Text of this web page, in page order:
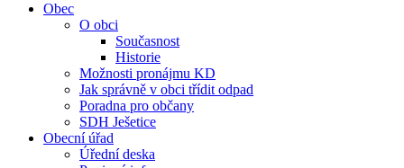
Obec
O obci
Současnost
Historie
Možnosti pronájmu KD
Jak správně v obci třídit odpad
Poradna pro občany
SDH Ješetice
Obecní úřad
Úřední deska